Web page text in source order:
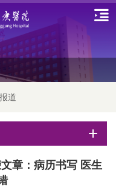
道
章：病历书写 医生